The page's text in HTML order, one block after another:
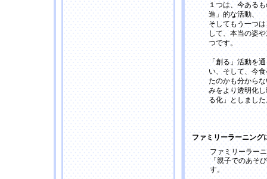
１つは、今ある
造」的な活動、
そしてもう一つ
して、本当の姿
つです。
「創る」活動を
い、そして、今
たのかも分から
みをより透明化
る化」としまし
ファミリーラーニング
ファミリーラー
「親子でのあそ
す。